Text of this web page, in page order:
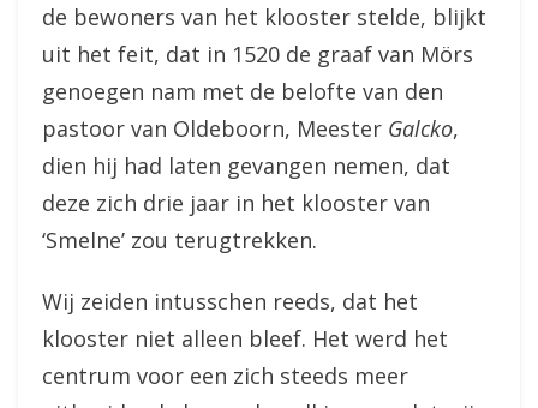
de bewoners van het klooster stelde, blijkt
uit het feit, dat in 1520 de graaf van Mörs
genoegen nam met de belofte van den
pastoor van Oldeboorn, Meester Galcko,
dien hij had laten gevangen nemen, dat
deze zich drie jaar in het klooster van
‘Smelne’ zou terugtrekken.
Wij zeiden intusschen reeds, dat het
klooster niet alleen bleef. Het werd het
centrum voor een zich steeds meer